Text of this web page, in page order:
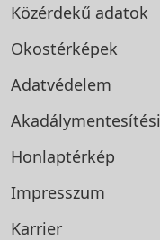
Közérdekű adatok
Okostérképek
Adatvédelem
Akadálymentesítési
Honlaptérkép
Impresszum
Karrier